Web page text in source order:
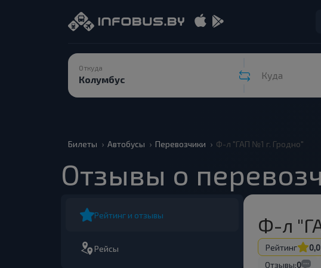
Откуда
Куда
Билеты Автобусы Перевозчики Ф-л "ГАП №1 г. Гродно"
Отзывы о
Рейтинг и отзывы
Рейсы
Ф-л
Рейтинг 0,0
Отзывы:0